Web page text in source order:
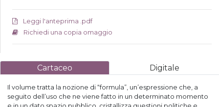
Leggi l'anteprima .pdf
Richiedi una copia omaggio
Cartaceo Digitale
Il volume tratta la nozione di “formula”, un’espressione che, a
seguito dell’uso che ne viene fatto in un determinato momento